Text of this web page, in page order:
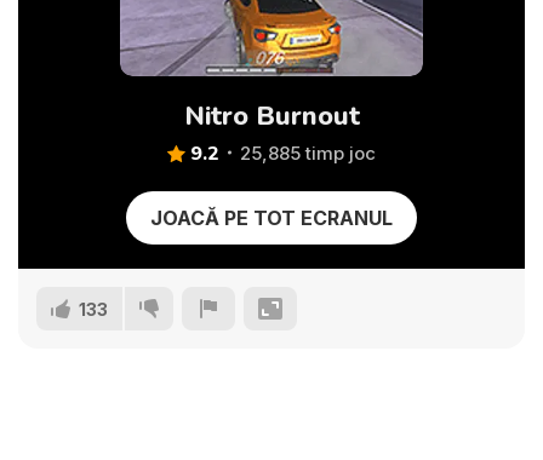
Nitro Burnout
9.2 25,885 timp joc
JOACĂ PE TOT ECRANUL
133